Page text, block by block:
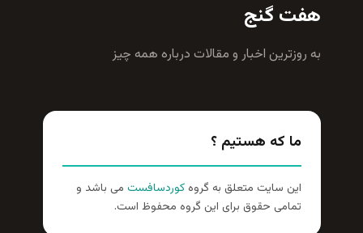
هفت گنج
به روزترين اخبار و مقالات درباره همه چيز
ما که هستیم ؟
این سایت متعلق به گروهکوردسافست می باشد و
تمامی حقوق برای این گروه محفوظ است.